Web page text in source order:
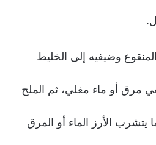
وضيفيه إلى الخليط
مرق أو ماء مغلي، ثم الملح
الأرز الماء أو المرق